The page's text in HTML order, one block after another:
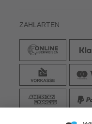
ZAHLARTEN